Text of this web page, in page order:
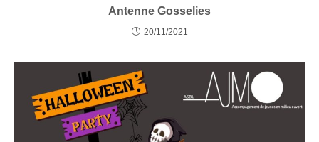
Antenne Gosselies
20/11/2021